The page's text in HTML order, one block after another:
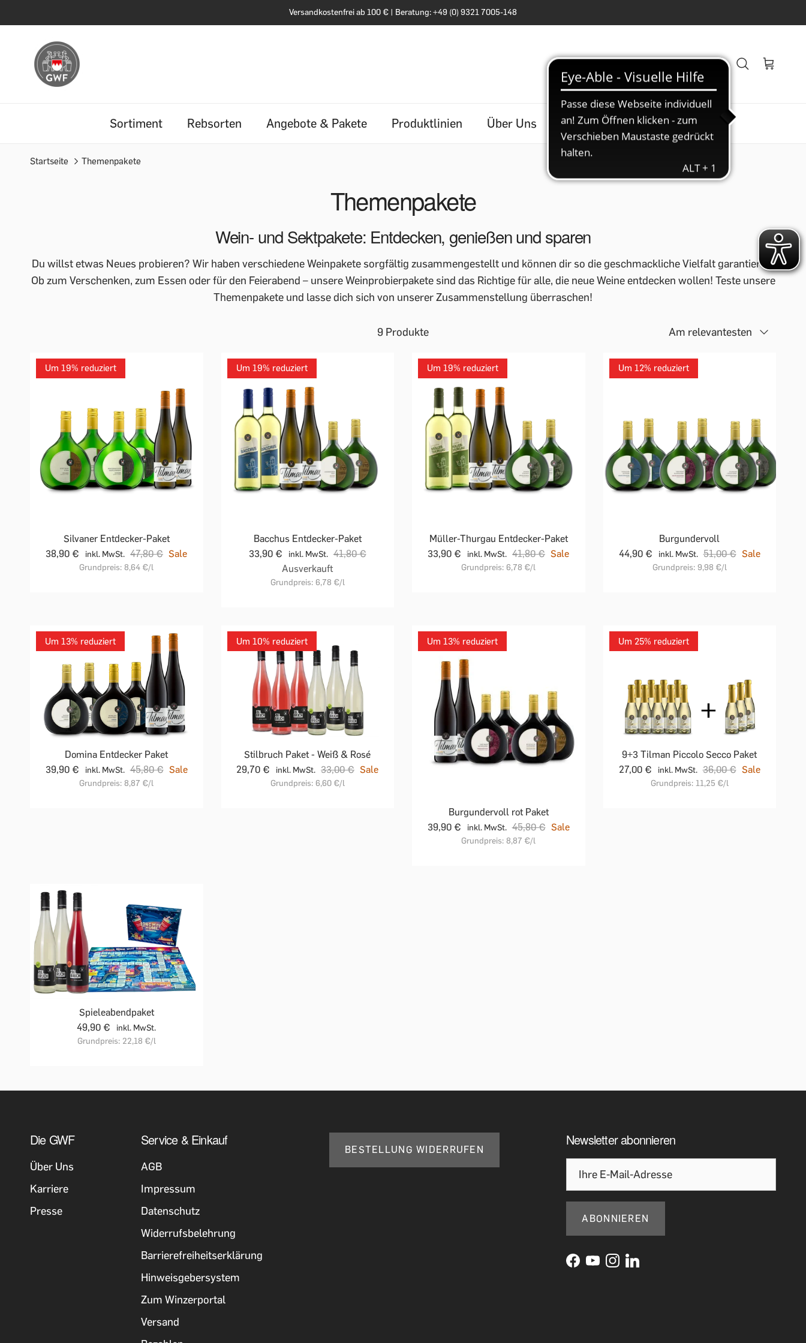
Versandkostenfrei ab 100 € | Beratung: +49 (0) 9321 7005-148
Sortiment Rebsorten Angebote & Pakete Produktlinien Über Uns Veranstaltungen Blog
Startseite Themenpakete
Themenpakete
Wein- und Sektpakete: Entdecken, genießen und sparen
Du willst etwas Neues probieren? Wir haben verschiedene Weinpakete sorgfältig zusammengestellt und können dir so die geschmackliche Vielfalt garantieren.
Ob zum Verschenken, zum Essen oder für den Feierabend – unsere Weinprobierpakete sind das Richtige für alle, die neue Weine entdecken wollen! Teste unsere
Themenpakete und lasse dich sich von unserer Zusammenstellung überraschen!
9 Produkte Am relevantesten
Um 19% reduziert
Silvaner Entdecker-Paket
38,90 €
inkl. MwSt. 47,80 € Sale
Grundpreis: 8,64 €/l
Um 19% reduziert
Bacchus Entdecker-Paket
33,90 €
inkl. MwSt. 41,80 €
Ausverkauft
Grundpreis: 6,78 €/l
Um 19% reduziert
Müller-Thurgau Entdecker-Paket
33,90 €
inkl. MwSt. 41,80 € Sale
Grundpreis: 6,78 €/l
Um 12% reduziert
Burgundervoll
44,90 €
inkl. MwSt. 51,00 € Sale
Grundpreis: 9,98 €/l
Um 13% reduziert
Domina Entdecker Paket
39,90 €
inkl. MwSt. 45,80 € Sale
Grundpreis: 8,87 €/l
Um 10% reduziert
Stilbruch Paket - Weiß & Rosé
29,70 €
inkl. MwSt. 33,00 € Sale
Grundpreis: 6,60 €/l
Um 13% reduziert
Burgundervoll rot Paket
39,90 €
inkl. MwSt. 45,80 € Sale
Grundpreis: 8,87 €/l
Um 25% reduziert
9+3 Tilman Piccolo Secco Paket
27,00 €
inkl. MwSt. 36,00 € Sale
Grundpreis: 11,25 €/l
Spieleabendpaket
49,90 €
inkl. MwSt.
Grundpreis: 22,18 €/l
Die GWF
Über Uns
Karriere
Presse
Service & Einkauf
AGB
Impressum
Datenschutz
Widerrufsbelehrung
Barrierefreiheitserklärung
Hinweisgebersystem
Zum Winzerportal
Versand
BESTELLUNG WIDERRUFEN
Newsletter abonnieren
ABONNIEREN